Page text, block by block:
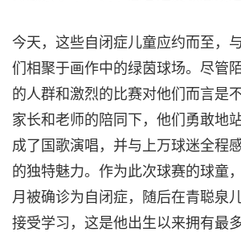
今天，这些自闭症儿童应约而至，
们相聚于画作中的绿茵球场。尽管
的人群和激烈的比赛对他们而言是
家长和老师的陪同下，他们勇敢地
成了国歌演唱，并与上万球迷全程
的独特魅力。作为此次球赛的球童
月被确诊为自闭症，随后在青聪泉
接受学习，这是他出生以来拥有最